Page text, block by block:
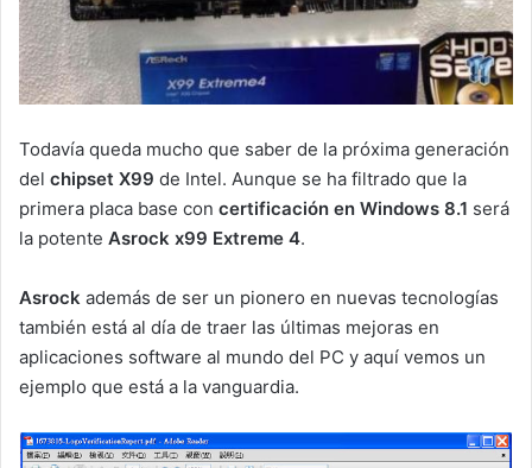
Todavía queda mucho que saber de la próxima generación
del chipset X99 de Intel. Aunque se ha filtrado que la
primera placa base con certificación en Windows 8.1 será
la potente Asrock x99 Extreme 4.
Asrock además de ser un pionero en nuevas tecnologías
también está al día de traer las últimas mejoras en
aplicaciones software al mundo del PC y aquí vemos un
ejemplo que está a la vanguardia.